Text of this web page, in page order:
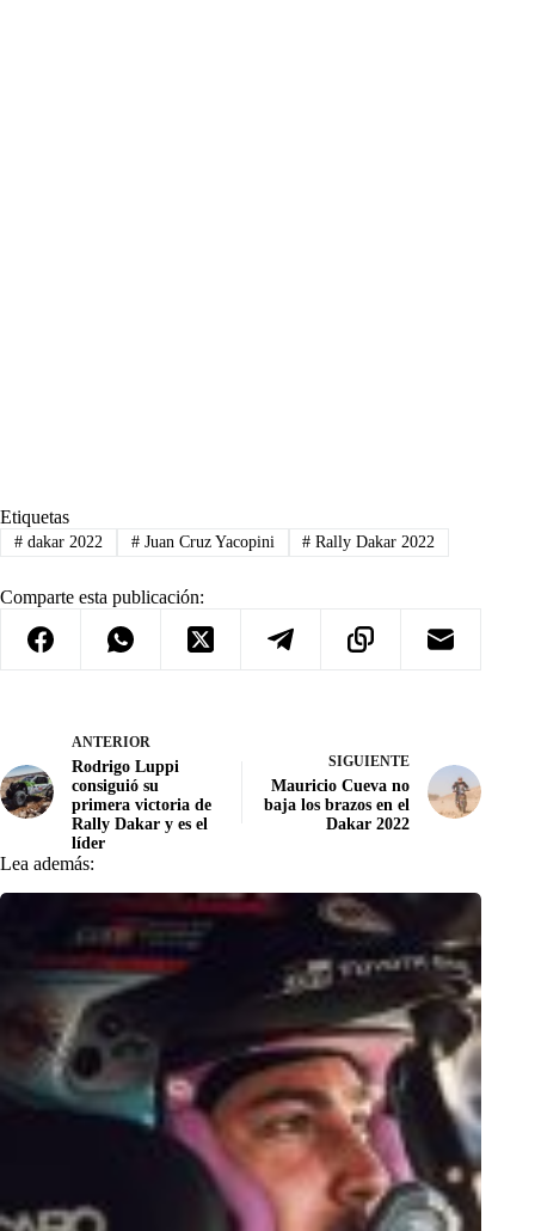
Etiquetas
#dakar 2022 #Juan Cruz Yacopini # Rally Dakar 2022
Comparte esta publicación:
ANTERIOR
Rodrigo Luppi
consiguió su
primera victoria de
Rally Dakar y es el
líder
SIGUIENTE
Mauricio Cueva no
baja los brazos en el
Dakar 2022
Lea además: